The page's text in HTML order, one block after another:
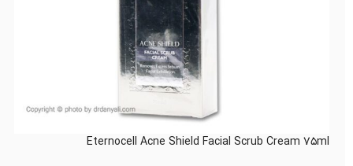
Eternocell Acne Shield Facial Scrub Cream 75ml